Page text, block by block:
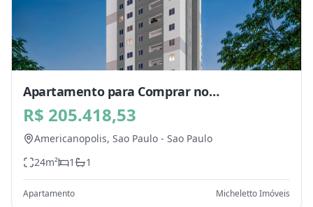
Apartamento para Comprar no
Americanopolis, Sao Paulo - SP
R$ 205.418,53
Americanopolis, Sao Paulo - Sao Paulo
24m² 1 1
Apartamento Micheletto Imóveis